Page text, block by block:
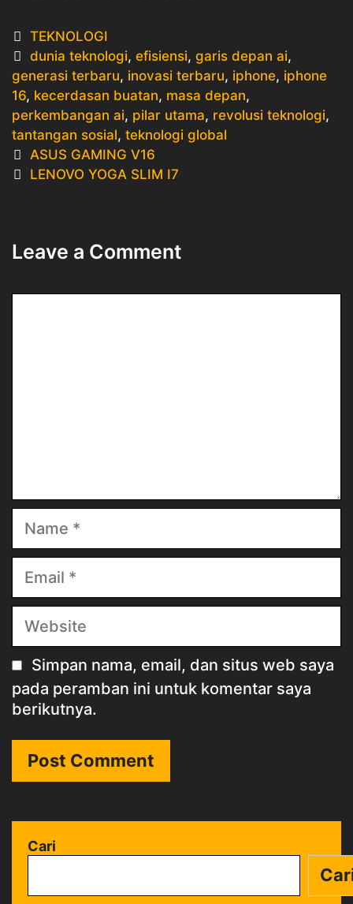
Categories
TEKNOLOGI
Tags
dunia teknologi,efisiensi,garis depan ai,
generasi terbaru, inovasi terbaru, iphone, iphone
16, kecerdasan buatan, masa depan,
perkembangan ai, pilar utama, revolusi teknologi,
tantangan sosial, teknologi global
Post
navigation
ASUS GAMING V16
LENOVO YOGA SLIM I7
Leave a Comment
Simpan nama, email, dan situs web saya
pada peramban ini untuk komentar saya
berikutnya.
Cari